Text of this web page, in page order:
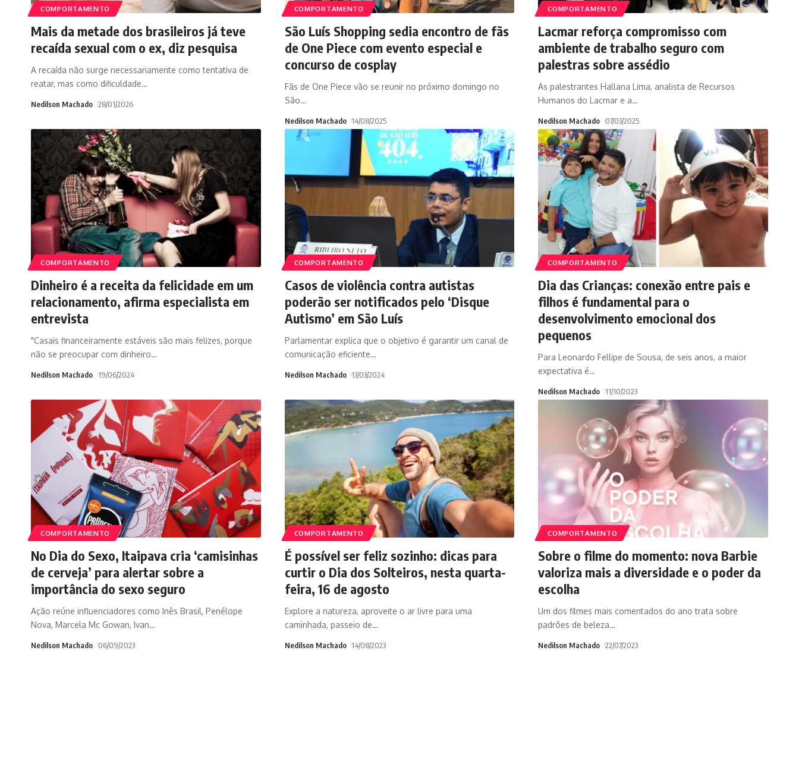
COMPORTAMENTO
Mais da metade dos brasileiros já teve
recaída sexual com o ex, diz pesquisa
A recaída não surge necessariamente como tentativa de
reatar, mas como dificuldade…
Nedilson Machado 28/01/2026
COMPORTAMENTO
São Luís Shopping sedia encontro de fãs
de One Piece com evento especial e
concurso de cosplay
Fãs de One Piece vão se reunir no próximo domingo no
São…
Nedilson Machado 14/08/2025
COMPORTAMENTO
Lacmar reforça compromisso com
ambiente de trabalho seguro com
palestras sobre assédio
As palestrantes Hallana Lima, analista de Recursos
Humanos do Lacmar e a…
Nedilson Machado 07/03/2025
COMPORTAMENTO
Dinheiro é a receita da felicidade em um
relacionamento, afirma especialista em
entrevista
"Casais financeiramente estáveis são mais felizes, porque
não se preocupar com dinheiro…
Nedilson Machado 19/06/2024
COMPORTAMENTO
Casos de violência contra autistas
poderão ser notificados pelo ‘Disque
Autismo’ em São Luís
Parlamentar explica que o objetivo é garantir um canal de
comunicação eficiente…
Nedilson Machado 13/03/2024
COMPORTAMENTO
Dia das Crianças: conexão entre pais e
filhos é fundamental para o
desenvolvimento emocional dos
pequenos
Para Leonardo Fellipe de Sousa, de seis anos, a maior
expectativa é…
Nedilson Machado 11/10/2023
COMPORTAMENTO
No Dia do Sexo, Itaipava cria ‘camisinhas
de cerveja’ para alertar sobre a
importância do sexo seguro
Ação reúne influenciadores como Inês Brasil, Penélope
Nova, Marcela Mc Gowan, Ivan…
Nedilson Machado 06/09/2023
COMPORTAMENTO
É possível ser feliz sozinho: dicas para
curtir o Dia dos Solteiros, nesta quarta-
feira, 16 de agosto
Explore a natureza, aproveite o ar livre para uma
caminhada, passeio de…
Nedilson Machado 14/08/2023
COMPORTAMENTO
Sobre o filme do momento: nova Barbie
valoriza mais a diversidade e o poder da
escolha
Um dos filmes mais comentados do ano trata sobre
padrões de beleza…
Nedilson Machado 22/07/2023